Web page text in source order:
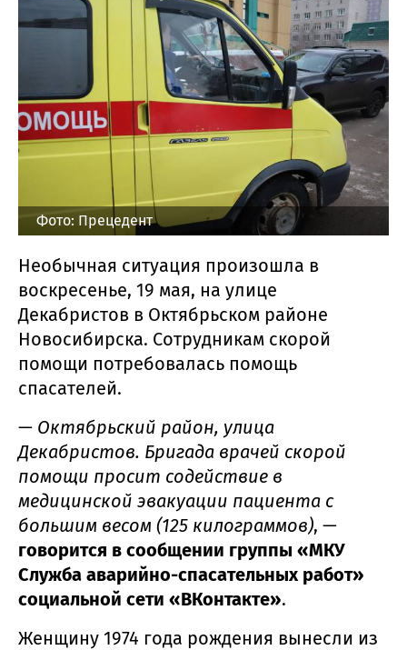
Фото: Прецедент
Необычная ситуация произошла в
воскресенье, 19 мая, на улице
Декабристов в Октябрьском районе
Новосибирска. Сотрудникам скорой
помощи потребовалась помощь
спасателей.
— Октябрьский район, улица
Декабристов. Бригада врачей скорой
помощи просит содействие в
медицинской эвакуации пациента с
большим весом (125 килограммов), —
говорится в сообщении группы «МКУ
Служба аварийно-спасательных работ»
социальной сети «ВКонтакте».
Женщину 1974 года рождения вынесли из